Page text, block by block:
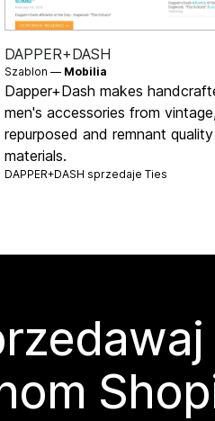
DAPPER+DASH
Szablon — Mobilia
Dapper+Dash makes
men's accessories from
repurposed and remnant quality
materials.
DAPPER+DASH sprzedaje Ties